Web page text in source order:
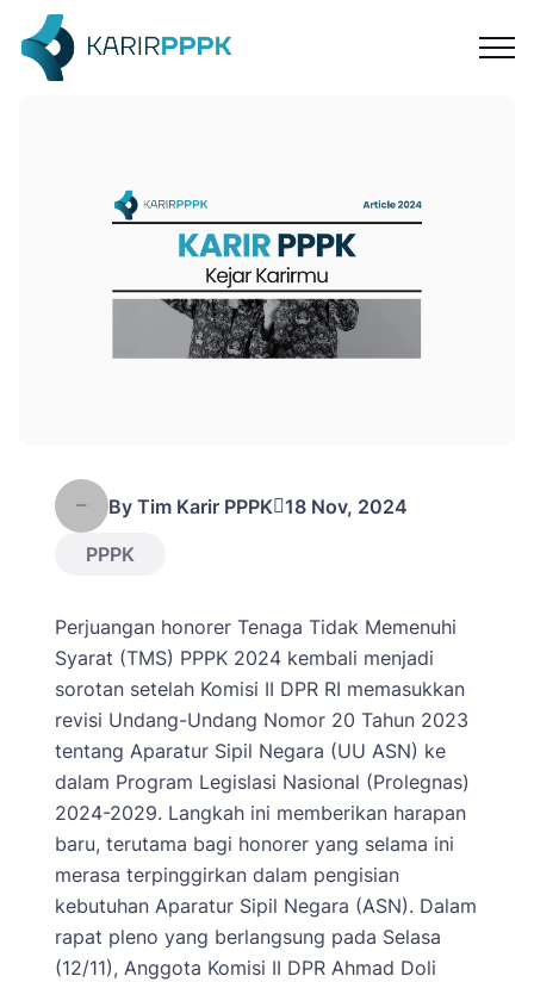
By Tim Karir PPPK 18 Nov, 2024
PPPK
Perjuangan honorer Tenaga Tidak Memenuhi
Syarat (TMS) PPPK 2024 kembali menjadi
sorotan setelah Komisi II DPR RI memasukkan
revisi Undang-Undang Nomor 20 Tahun 2023
tentang Aparatur Sipil Negara (UU ASN) ke
dalam Program Legislasi Nasional (Prolegnas)
2024-2029. Langkah ini memberikan harapan
baru, terutama bagi honorer yang selama ini
merasa terpinggirkan dalam pengisian
kebutuhan Aparatur Sipil Negara (ASN). Dalam
rapat pleno yang berlangsung pada Selasa
(12/11), Anggota Komisi II DPR Ahmad Doli